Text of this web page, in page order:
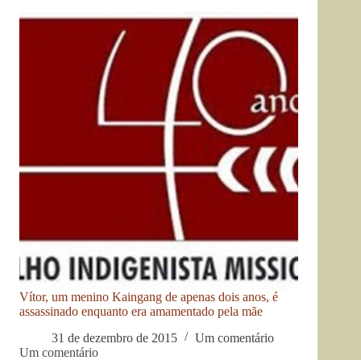
Vítor, um menino Kaingang de apenas dois anos, é
assassinado enquanto era amamentado pela mãe
31 de dezembro de 2015
Um comentário
Um comentário